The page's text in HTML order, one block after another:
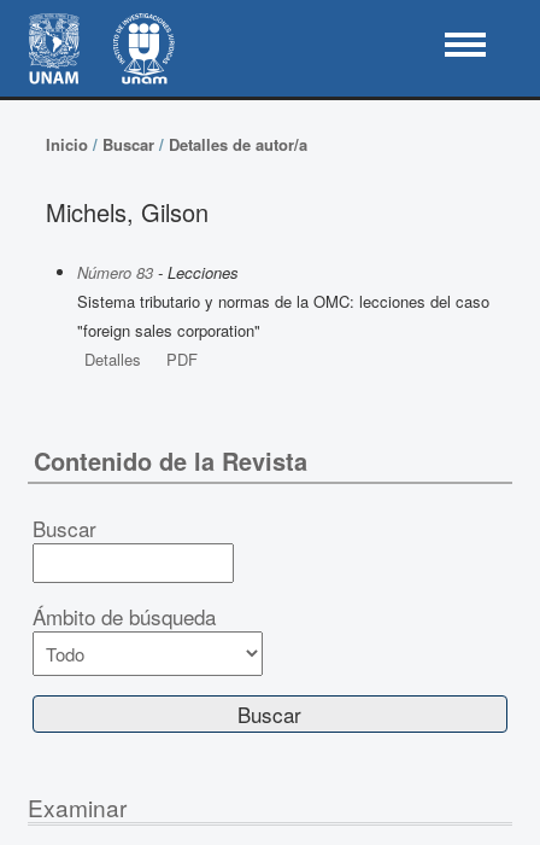
Inicio/ Buscar/ Detalles de autor/a
Michels, Gilson
Número 83- Lecciones
Sistema tributario y normas de la OMC: lecciones del caso
"foreign sales corporation"
Detalles
PDF
Contenido de la Revista
Buscar
Ámbito de búsqueda
Examinar